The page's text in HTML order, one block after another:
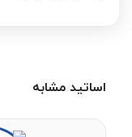
اساتید مشابه